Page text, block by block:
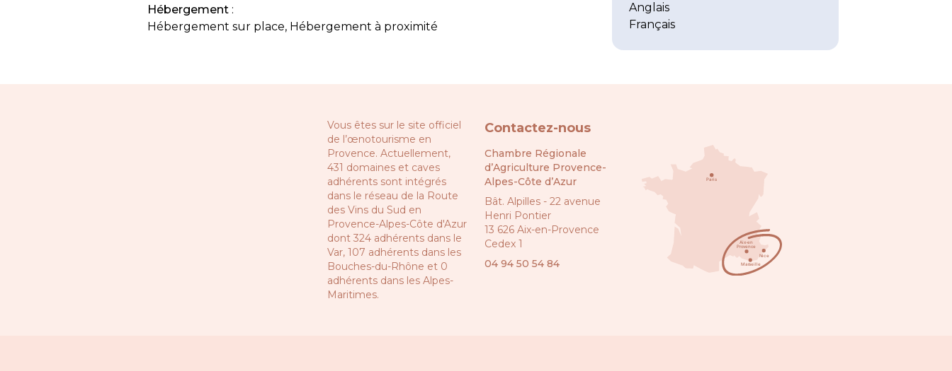
Hébergement :
Hébergement sur place, Hébergement à proximité
Anglais
Français
Vous êtes sur le site officiel
de l’œnotourisme en
Provence. Actuellement,
431 domaines et caves
adhérents sont intégrés
dans le réseau de la Route
des Vins du Sud en
Provence-Alpes-Côte d'Azur
dont 324 adhérents dans le
Var, 107 adhérents dans les
Bouches-du-Rhône et 0
adhérents dans les Alpes-
Maritimes.
Contactez-nous
Chambre Régionale
d’Agriculture Provence-
Alpes-Côte d’Azur
Bât. Alpilles - 22 avenue
Henri Pontier
13 626 Aix-en-Provence
Cedex 1
04 94 50 54 84